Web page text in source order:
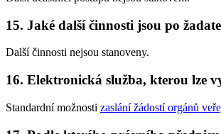
15. Jaké další činnosti jsou po
Další činnosti nejsou stanoveny.
16. Elektronická služba, kterou lze
Standardní možnosti zaslání žádostí orgánů